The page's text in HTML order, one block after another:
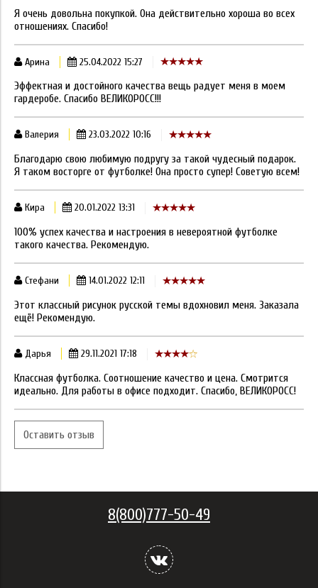
Я очень довольна покупкой. Она действительно хороша во всех
отношениях. Спасибо!
Арина 25.04.2022 15:27
Эффектная и достойного качества вещь радует меня в моем
гардеробе. Спасибо ВЕЛИКОРОСС!!!
Валерия 23.03.2022 10:16
Благодарю свою любимую подругу за такой чудесный подарок.
Я таком восторге от футболке! Она просто супер! Советую всем!
Кира 20.01.2022 13:31
100% успех качества и настроения в невероятной футболке
такого качества. Рекомендую.
Стефани 14.01.2022 12:11
Этот классный рисунок русской темы вдохновил меня. Заказала
ещё! Рекомендую.
Дарья 29.11.2021 17:18
Классная футболка. Соотношение качество и цена. Смотрится
идеально. Для работы в офисе подходит. Спасибо, ВЕЛИКОРОСС!
Оставить отзыв
8(800)777-50-49